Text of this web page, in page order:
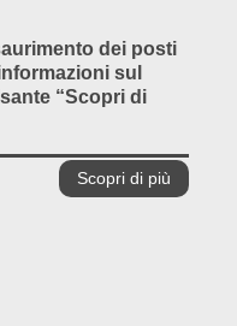
dei posti
sul
“Scopri di
Scopri di più